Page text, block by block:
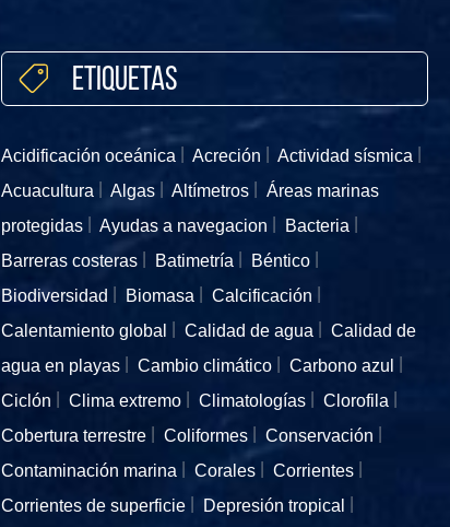
Etiquetas
Acidificación oceánica Acreción
Actividad sísmica
Acuacultura
Algas Altímetros
Áreas marinas
protegidas
Ayudas a navegacion
Bacteria
Barreras costeras
Batimetría
Béntico
Biodiversidad
Biomasa
Calcificación
Calentamiento global
Calidad de agua
Calidad de
agua en playas
Cambio climático
Carbono azul
Ciclón
Clima extremo Climatologías
Clorofila
Cobertura terrestre
Coliformes
Conservación
Contaminación marina
Corales
Corrientes
Corrientes de superficie
Depresión tropical